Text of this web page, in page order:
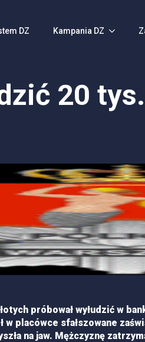
DZ Kampania DZ
20
próbował wyłudzić w
w placówce sfałszowane
na jaw. Mężczyznę